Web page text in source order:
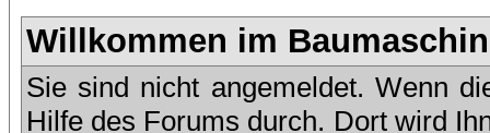
Willkommen im
Sie sind nicht angemeldet. Wenn
Hilfe des Forums durch. Dort wird